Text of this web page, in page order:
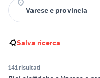
Salva ricerca
141 risultati